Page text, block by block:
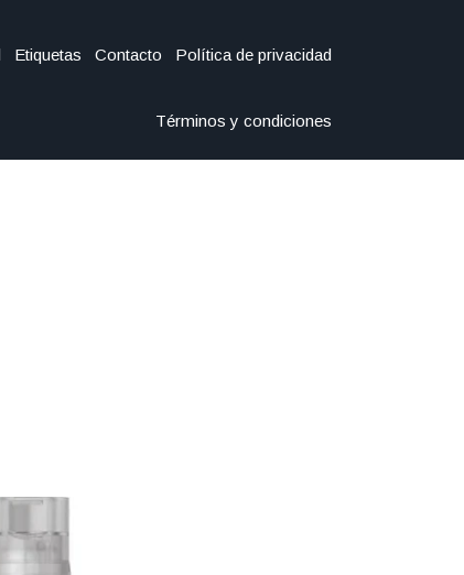
Etiquetas Contacto Política de privacidad
Términos y condiciones